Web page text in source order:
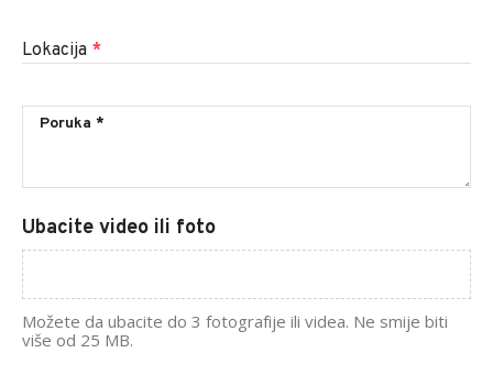
Lokacija *
Ubacite video ili foto
Možete da ubacite do 3 fotografije ili videa. Ne smije biti
više od 25 MB.